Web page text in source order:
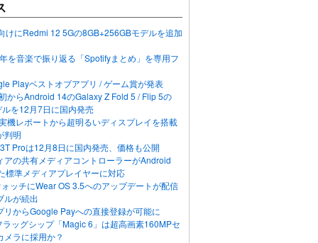
けにRedmi 12 5Gの8GB+256GBモデルを追加
を音楽で振り返る「Spotifyまとめ」を専用フ
Playベストオブアプリ / ゲーム賞が発表
からAndroid 14のGalaxy Z Fold 5 / Flip 5の
を12月7日に国内発売
機レポートから超明るいディスプレイを搭載
判明
Proは12月8日に国内発売、価格も公開
アの共有メディアコントローラーがAndroid
標準メディアプレイヤーに対応
ッチにWear OS 3.5へのアップデートが配信
ルが続出
リからGoogle Payへの直接登録が可能に
ッグシップ「Magic 6」は超高画素160MPセ
メラに採用か？